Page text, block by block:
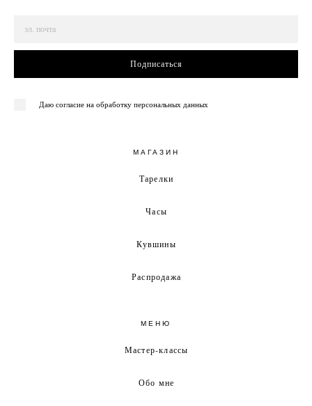
Подписаться
Даю согласие на обработку персональных данных
МАГАЗИН
Тарелки
Часы
Кувшины
Распродажа
МЕНЮ
Мастер-классы
Обо мне